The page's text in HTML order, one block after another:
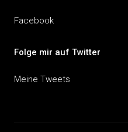
Facebook
Folge mir auf Twitter
Meine Tweets